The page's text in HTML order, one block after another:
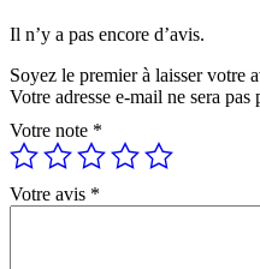
Il n’y a pas encore d’avis.
Soyez le premier à laisser
Votre adresse e-mail ne sera pas
Votre note *
Votre avis *